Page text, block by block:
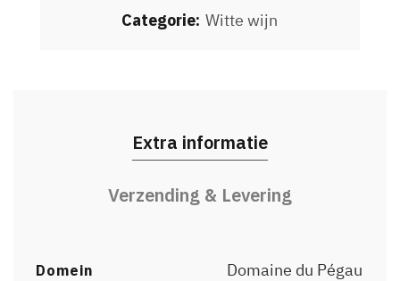
Categorie: Witte wijn
Extra informatie
Verzending & Levering
Domein Domaine du Pégau